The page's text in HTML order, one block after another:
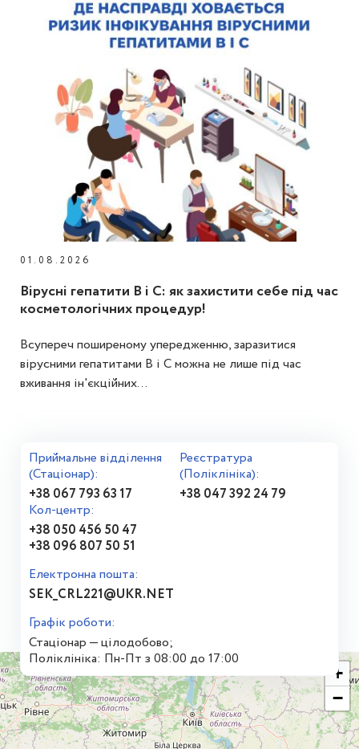
01.08.2026
Вірусні гепатити В і С: як захистити себе під час
косметологічних процедур!
Всупереч поширеному упередженню, заразитися
вірусними гепатитами В і С можна не лише під час
вживання ін'єкційних...
Приймальне відділення
(Стаціонар):
+38 067 793 63 17
Реєстратура
(Поліклініка):
+38 047 392 24 79
Кол-центр:
+38 050 456 50 47
+38 096 807 50 51
Електронна пошта:
SEK_CRL221@UKR.NET
Графік роботи:
Стаціонар — цілодобово;
Поліклініка: Пн-Пт з 08:00 до 17:00
+
−